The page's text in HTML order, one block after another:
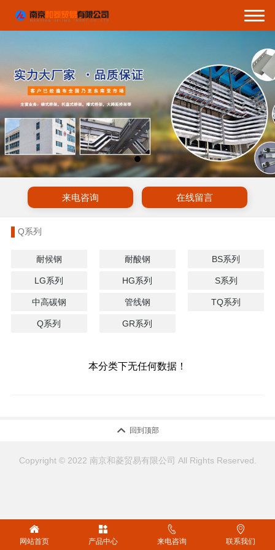
来电咨询 在线留言
Q系列
耐候钢 耐酸钢 BS系列
LG系列 HG系列 S系列
中高碳钢 管线钢 TQ系列
Q系列 GR系列
本分类下无任何数据！
 回到顶部
Copyright © 2022 南京和菱贸易有限公司 All Rights Reserved.

网站首页

产品中心

来电咨询

联系我们